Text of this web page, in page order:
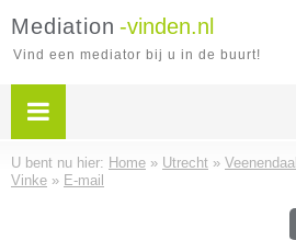
Mediation -vinden.nl
Vind een mediator bij u in de buurt!
U bent nu hier: Home » Utrecht » Veenendaal
Vinke » E-mail